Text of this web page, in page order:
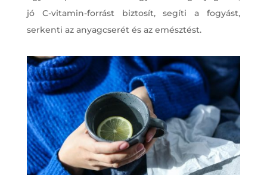
jó C-vitamin-forrást biztosít, segíti a fogyást,
serkenti az anyagcserét és az emésztést.